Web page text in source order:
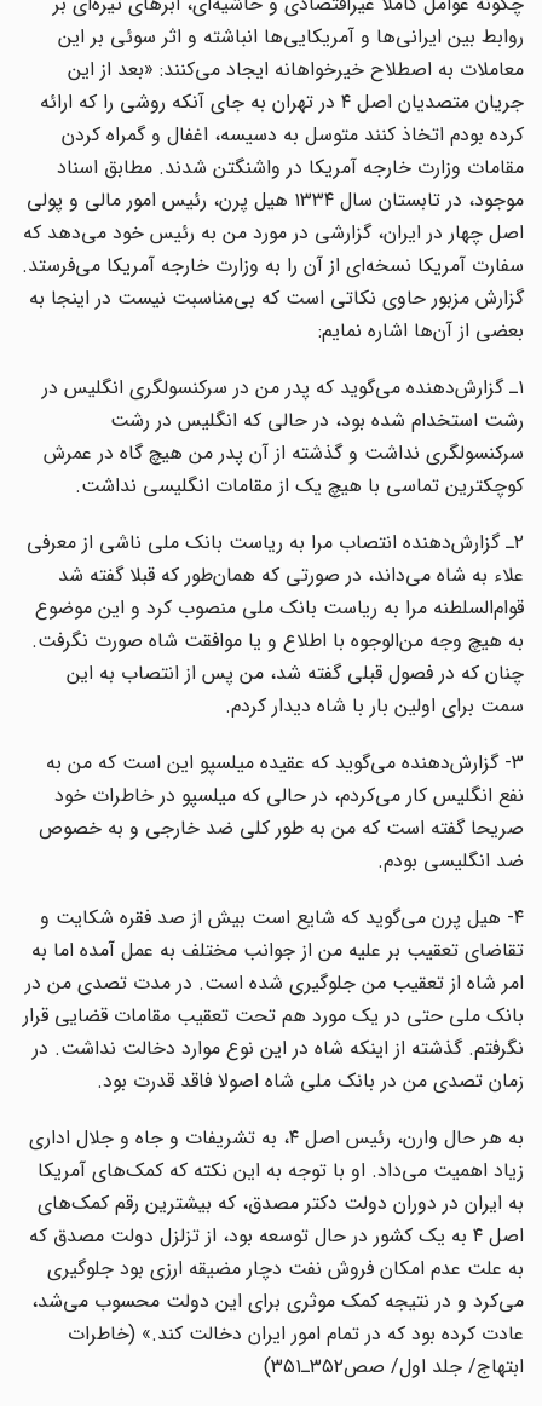
روابط بین ایرانی‌ها و آمریکایی‌ها انباشته و اثر سوئی بر این
معاملات به اصطلاح خیرخواهانه ایجاد می‌کنند: «بعد از این
جریان متصدیان اصل ۴ در تهران به جای آنکه روشی را که ارائه
کرده بودم اتخاذ کنند متوسل به دسیسه، اغفال و گمراه کردن
مقامات وزارت خارجه آمریکا در واشنگتن شدند. مطابق اسناد
موجود، در تابستان سال ۱۳۳۴ هیل پرن، رئیس امور مالی و پولی
اصل چهار در ایران، گزارشی در مورد من به رئیس خود می‌دهد که
سفارت آمریکا نسخه‌ای از آن را به وزارت خارجه آمریکا می‌فرستد.
گزارش مزبور حاوی نکاتی است که بی‌مناسبت نیست در اینجا به
بعضی از آن‌ها اشاره نمایم:
۱ـ گزارش‌دهنده می‌گوید که پدر من در سرکنسولگری انگلیس در
رشت استخدام شده بود، در حالی که انگلیس در رشت
سرکنسولگری نداشت و گذشته از آن پدر من هیچ گاه در عمرش
کوچکترین تماسی با هیچ یک از مقامات انگلیسی نداشت.
۲ـ گزارش‌دهنده انتصاب مرا به ریاست بانک ملی ناشی از معرفی
علاء به شاه می‌داند، در صورتی که همان‌طور که قبلا گفته شد
قوام‌السلطنه مرا به ریاست بانک ملی منصوب کرد و این موضوع
به هیچ وجه من‌الوجوه با اطلاع و یا موافقت شاه صورت نگرفت.
چنان که در فصول قبلی گفته شد، من پس از انتصاب به این
سمت برای اولین بار با شاه دیدار کردم.
۳- گزارش‌دهنده می‌گوید که عقیده میلسپو این است که من به
نفع انگلیس کار می‌کردم، در حالی که میلسپو در خاطرات خود
صریحا گفته است که من به طور کلی ضد خارجی و به خصوص
ضد انگلیسی بودم.
۴- هیل پرن می‌گوید که شایع است بیش از صد فقره شکایت و
تقاضای تعقیب بر علیه من از جوانب مختلف به عمل آمده اما به
امر شاه از تعقیب من جلوگیری شده است. در مدت تصدی من در
بانک ملی حتی در یک مورد هم تحت تعقیب مقامات قضایی قرار
نگرفتم. گذشته از اینکه شاه در این نوع موارد دخالت نداشت. در
زمان تصدی من در بانک ملی شاه اصولا فاقد قدرت بود.
به هر حال وارن، رئیس اصل ۴، به تشریفات و جاه و جلال اداری
زیاد اهمیت می‌داد. او با توجه به این نکته که کمک‌های آمریکا
به ایران در دوران دولت دکتر مصدق، که بیشترین رقم کمک‌های
اصل ۴ به یک کشور در حال توسعه بود، از تزلزل دولت مصدق که
به علت عدم امکان فروش نفت دچار مضیقه ارزی بود جلوگیری
می‌کرد و در نتیجه کمک موثری برای این دولت محسوب می‌شد،
عادت کرده بود که در تمام امور ایران دخالت کند.» (خاطرات
ابتهاج/ جلد اول/ صص۳۵۲ـ۳۵۱)